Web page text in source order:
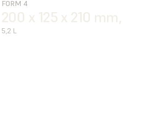
FORM 4
200 x 125 x 210 mm,
5,2 L